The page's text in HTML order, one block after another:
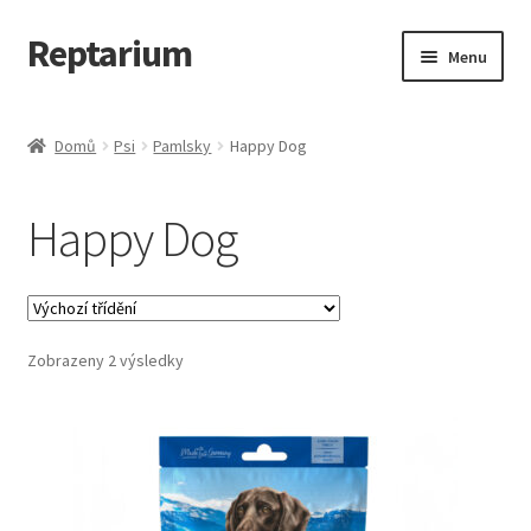
Přeskočit
na
Přejít
k
webu
Reptarium Menu
Malá zvířata — Klece, krmivo, vybavení
Můj účet
Obchod
Domů Psi Pamlsky Happy Dog
Happy Dog
Zobrazeny 2 výsledky